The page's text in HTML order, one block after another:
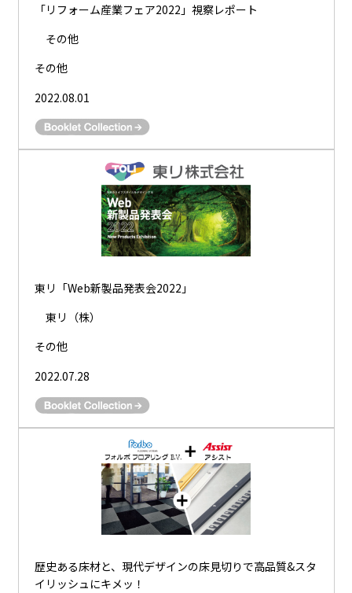
「リフォーム産業フェア2022」視察レポート
その他
その他
2022.08.01
東リ「Web新製品発表会2022」
東リ（株）
その他
2022.07.28
歴史ある床材と、現代デザインの床見切りで高品質&スタ
イリッシュにキメッ！